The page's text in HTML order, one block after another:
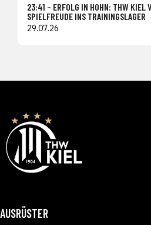
23:41 – ERFOLG IN HOHN: THW KIEL
SPIELFREUDE INS TRAININGSLAGER
29.07.26
AUSRÜSTER